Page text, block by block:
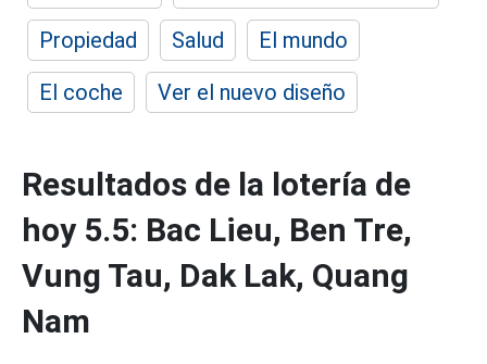
Propiedad
Salud
El mundo
El coche
Ver el nuevo diseño
Resultados de la lotería de
hoy 5.5: Bac Lieu, Ben Tre,
Vung Tau, Dak Lak, Quang
Nam